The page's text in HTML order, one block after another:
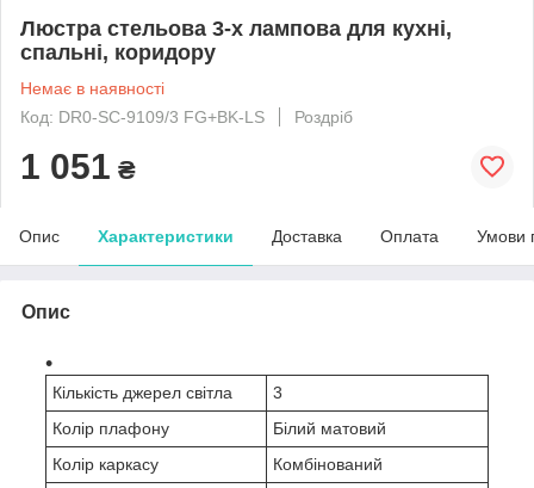
Люстра стельова 3-х лампова для кухні,
спальні, коридору
Немає в наявності
Код: DR0-SC-9109/3 FG+BK-LS
Роздріб
1 051 ₴
Опис Характеристики Доставка Оплата Умови
Опис
Кількість джерел світла
3
Колір плафону
Білий матовий
Колір каркасу
Комбінований